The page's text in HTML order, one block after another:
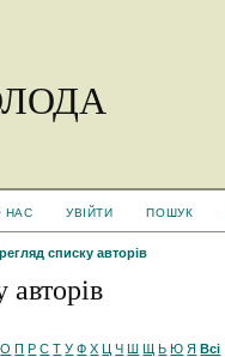
НАС УВІЙТИ ПОШУК
списку авторів
О П Р С Т У Ф Х Ц Ч Ш Щ Ь Ю Я Всі